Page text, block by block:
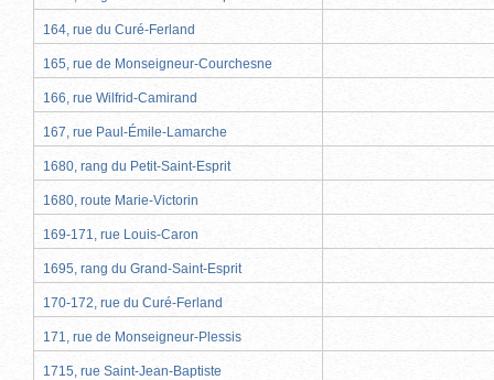
164, rue du Curé-Ferland
165, rue de Monseigneur-Courchesne
166, rue Wilfrid-Camirand
167, rue Paul-Émile-Lamarche
1680, rang du Petit-Saint-Esprit
1680, route Marie-Victorin
169-171, rue Louis-Caron
1695, rang du Grand-Saint-Esprit
170-172, rue du Curé-Ferland
171, rue de Monseigneur-Plessis
1715, rue Saint-Jean-Baptiste